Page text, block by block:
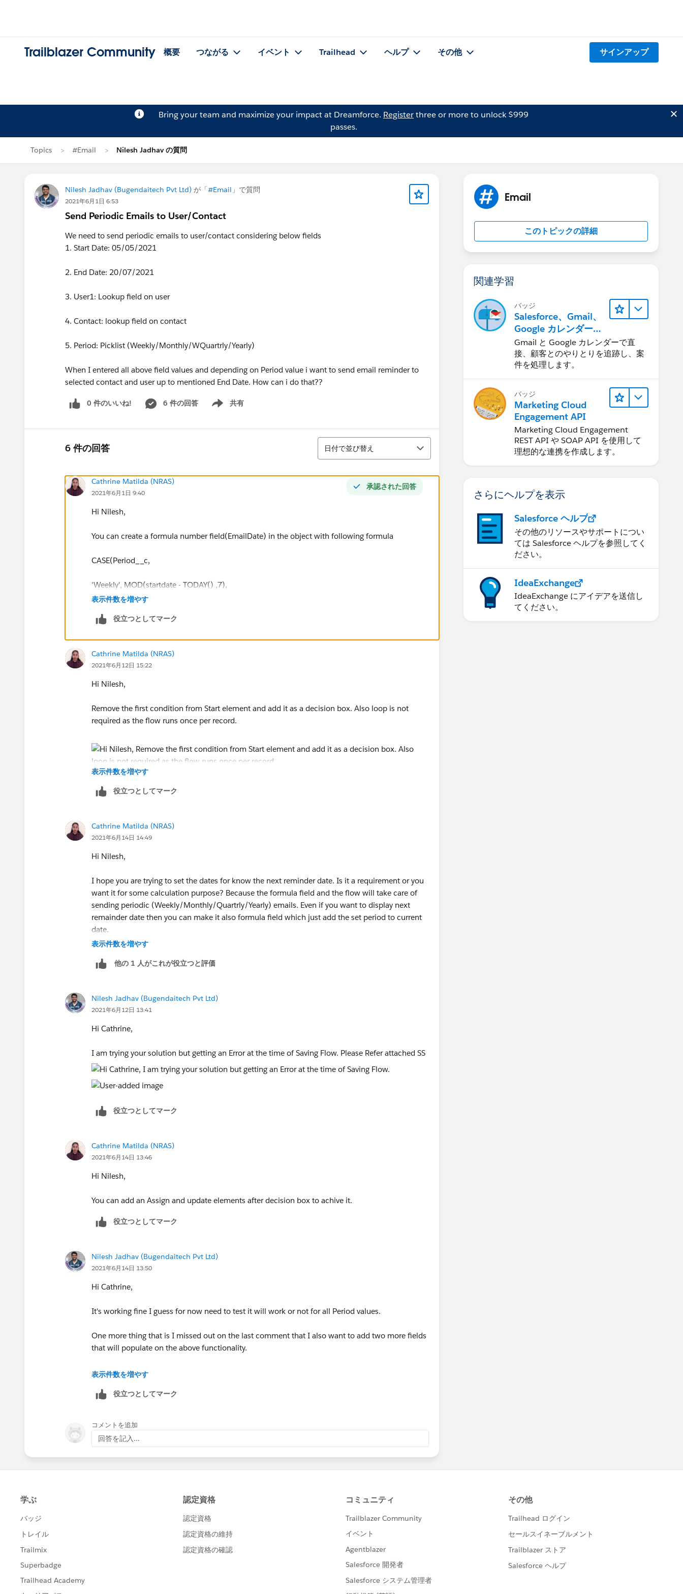
Trailblazer Community 概要 つながる イベント Trailhead ヘルプ その他 サインアップ
Bring your team and maximize your impact at Dreamforce. Registerthree or more to unlock $999
passes.
Topics #Email Nilesh Jadhav の質問
Nilesh Jadhav (Bugendaitech Pvt Ltd) が「#Email 」で質問
2021年6月1日 6:53
Send Periodic Emails to User/Contact
We need to send periodic emails to user/contact considering below fields
1. Start Date: 05/05/2021
2. End Date: 20/07/2021
3. User1: Lookup field on user
4. Contact: lookup field on contact
5. Period: Picklist (Weekly/Monthly/WQuartrly/Yearly)
When I entered all above field values and depending on Period value i want to send email reminder to
selected contact and user up to mentioned End Date. How can i do that??
0 件のいいね! 6 件の回答 共有
Show menu
6 件の回答
並び替え
日付で並び替え
承認された回答
Cathrine Matilda (NRAS)
2021年6月1日 9:40
Hi Nilesh,
You can create a formula number field(EmailDate) in the object with following formula
CASE(Period__c,
'Weekly', MOD(startdate - TODAY() ,7),
'Yearly',MOD(startdate - TODAY() ,365),
,1)
Then create a schedule flow which runs everyday at a set time (say 1 AM). which picks all
records in the object with End date > today and EmailDate = 0 then sending email to given user
表示件数を増やす
役立つとしてマーク
Cathrine Matilda (NRAS)
2021年6月12日 15:22
Hi Nilesh,
Remove the first condition from Start element and add it as a decision box. Also loop is not
required as the flow runs once per record.
表示件数を増やす
役立つとしてマーク
Cathrine Matilda (NRAS)
2021年6月14日 14:49
Hi Nilesh,
I hope you are trying to set the dates for know the next reminder date. Is it a requirement or you
want it for some calculation purpose? Because the formula field and the flow will take care of
sending periodic (Weekly/Monthly/Quartrly/Yearly) emails. Even if you want to display next
remainder date then you can make it also formula field which just add the set period to current
date.
表示件数を増やす
他の 1 人がこれが役立つと評価
Nilesh Jadhav (Bugendaitech Pvt Ltd)
2021年6月12日 13:41
Hi Cathrine,
I am trying your solution but getting an Error at the time of Saving Flow. Please Refer attached SS
役立つとしてマーク
Cathrine Matilda (NRAS)
2021年6月14日 13:46
Hi Nilesh,
You can add an Assign and update elements after decision box to achive it.
役立つとしてマーク
Nilesh Jadhav (Bugendaitech Pvt Ltd)
2021年6月14日 13:50
Hi Cathrine,
It's working fine I guess for now need to test it will work or not for all Period values.
One more thing that is I missed out on the last comment that I also want to add two more fields
that will populate on the above functionality.
1. Last Reminder Date
2. Next Reminder Date
How can I update these fields in the same flow?
表示件数を増やす
役立つとしてマーク
コメントを追加
回答を記入...
Email
このトピックの詳細
関連学習
バッジ
Salesforce、Gmail、
Google カレンダーの
統合
Gmail と Google カレンダーで直
接、顧客とのやりとりを追跡し、案
件を処理します。
バッジ
Marketing Cloud
Engagement API
Marketing Cloud Engagement
REST API や SOAP API を使用して
理想的な連携を作成します。
さらにヘルプを表示
Salesforce ヘルプ
その他のリソースやサポートについ
ては Salesforce ヘルプを参照してく
ださい。
IdeaExchange
IdeaExchange にアイデアを送信し
てください。